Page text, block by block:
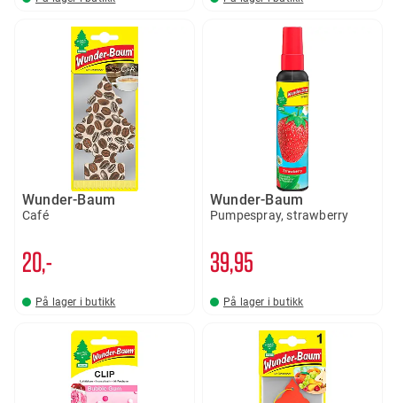
Wunder-Baum
Café
20,-
På lager i butikk
Wunder-Baum
Pumpespray, strawberry
39 95
På lager i butikk